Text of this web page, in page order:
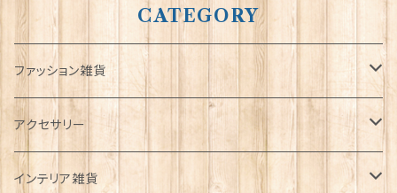
CATEGORY
ファッション雑貨
タータンネクタイ
帽子
アクセサリー
ORTAK
インテリア雑貨